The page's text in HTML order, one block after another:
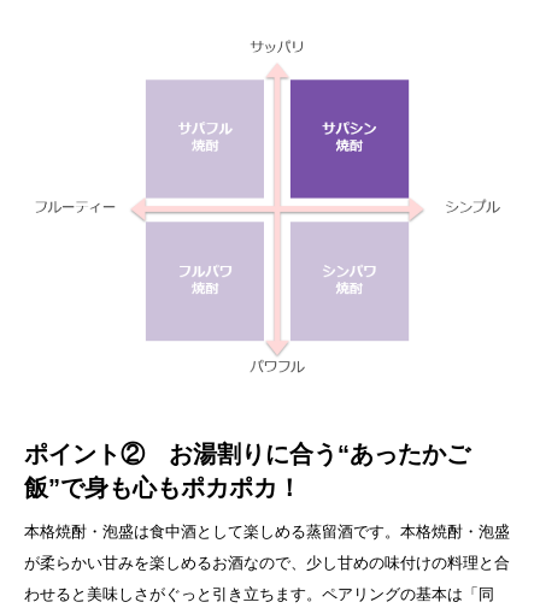
ポイント② お湯割りに合う“あったかご
飯”で身も心もポカポカ！
本格焼酎・泡盛は食中酒として楽しめる蒸留酒です。本格焼酎・泡盛
が柔らかい甘みを楽しめるお酒なので、少し甘めの味付けの料理と合
わせると美味しさがぐっと引き立ちます。ペアリングの基本は「同